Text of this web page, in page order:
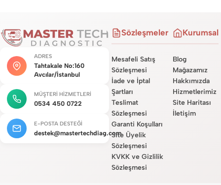
ADRES
Tahtakale No:160
Avcılar/İstanbul
MÜŞTERI HIZMETLERI
0534 450 0722
E-POSTA DESTEĞI
destek@mastertechdiag.com
Sözleşmeler
Mesafeli Satış
Sözleşmesi
İade ve İptal
Şartları
Teslimat
Sözleşmesi
Garanti Koşulları
Site Üyelik
Sözleşmesi
KVKK ve Gizlilik
Sözleşmesi
Kurumsal
Blog
Mağazamız
Hakkımızda
Hizmetlerimiz
Site Haritası
İletişim